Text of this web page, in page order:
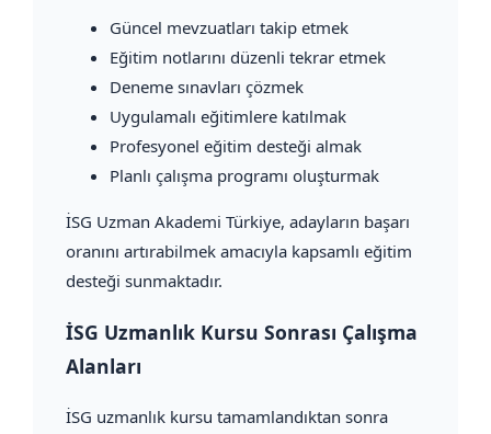
Güncel mevzuatları takip etmek
Eğitim notlarını düzenli tekrar etmek
Deneme sınavları çözmek
Uygulamalı eğitimlere katılmak
Profesyonel eğitim desteği almak
Planlı çalışma programı oluşturmak
İSG Uzman Akademi Türkiye, adayların başarı
oranını artırabilmek amacıyla kapsamlı eğitim
desteği sunmaktadır.
İSG Uzmanlık Kursu Sonrası Çalışma
Alanları
İSG uzmanlık kursu tamamlandıktan sonra